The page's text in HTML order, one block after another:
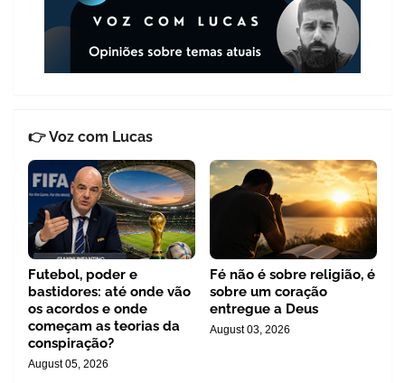
👉 Voz com Lucas
Futebol, poder e
bastidores: até onde vão
os acordos e onde
começam as teorias da
conspiração?
August 05, 2026
Fé não é sobre religião, é
sobre um coração
entregue a Deus
August 03, 2026